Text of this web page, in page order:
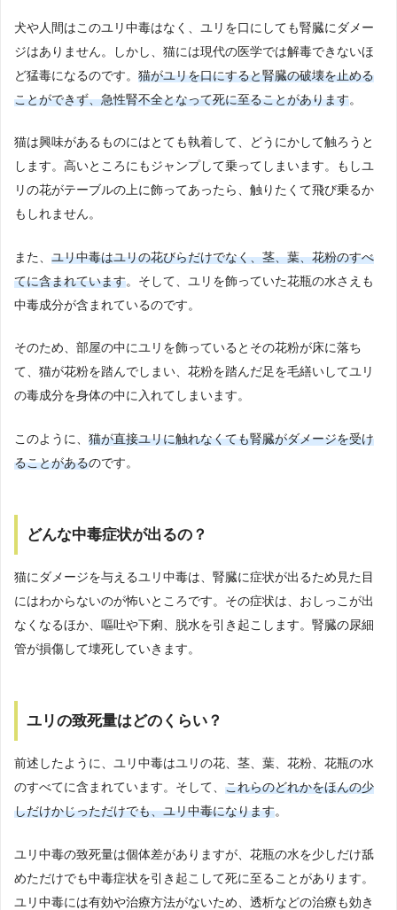
犬や人間はこのユリ中毒はなく、ユリを口にしても腎臓にダメー
ジはありません。しかし、猫には現代の医学では解毒できないほ
ど猛毒になるのです。 猫がユリを口にすると腎臓の破壊を止める
ことができず、急性腎不全となって死に至ることがあります。
猫は興味があるものにはとても執着して、どうにかして触ろうと
します。高いところにもジャンプして乗ってしまいます。もしユ
リの花がテーブルの上に飾ってあったら、触りたくて飛び乗るか
もしれません。
また、 ユリ中毒はユリの花びらだけでなく、茎、葉、花粉のすべ
てに含まれています。そして、ユリを飾っていた花瓶の水さえも
中毒成分が含まれているのです。
そのため、部屋の中にユリを飾っているとその花粉が床に落ち
て、猫が花粉を踏んでしまい、花粉を踏んだ足を毛繕いしてユリ
の毒成分を身体の中に入れてしまいます。
このように、 猫が直接ユリに触れなくても腎臓がダメージを受け
ることがあるのです。
どんな中毒症状が出るの？
猫にダメージを与えるユリ中毒は、腎臓に症状が出るため見た目
にはわからないのが怖いところです。その症状は、おしっこが出
なくなるほか、嘔吐や下痢、脱水を引き起こします。腎臓の尿細
管が損傷して壊死していきます。
ユリの致死量はどのくらい？
前述したように、ユリ中毒はユリの花、茎、葉、花粉、花瓶の水
のすべてに含まれています。そして、 これらのどれかをほんの少
しだけかじっただけでも、ユリ中毒になります。
ユリ中毒の致死量は個体差がありますが、花瓶の水を少しだけ舐
めただけでも中毒症状を引き起こして死に至ることがあります。
ユリ中毒には有効や治療方法がないため、透析などの治療も効き